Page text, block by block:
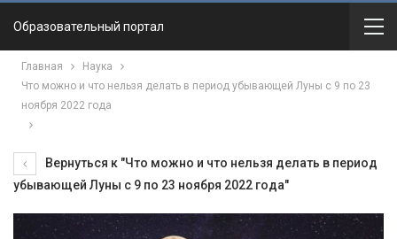
Образовательный портал
Главная
Наука
Что можно и что нельзя делать в период убывающей Луны с 9 по 23
ноября 2022 года
Вернуться к "Что можно и что нельзя делать в период
убывающей Луны с 9 по 23 ноября 2022 года"